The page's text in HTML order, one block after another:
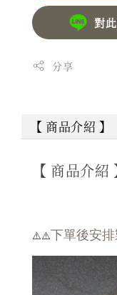
對
分享
【 商品介紹 】
【 商品介紹
⚠️⚠️下單後安